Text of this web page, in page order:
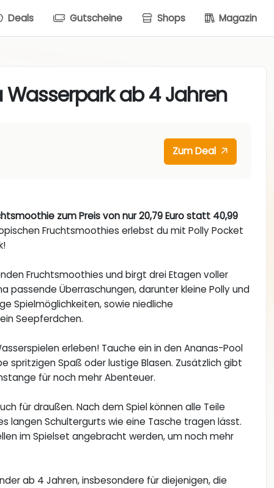
Deals Gutscheine Shops Magazin
Wasserpark ab 4 Jahren
Zum Deal
zum Preis von nur 20,79 Euro statt 40,99
Fruchtsmoothies erlebst du mit Polly Pocket
Fruchtsmoothies und birgt drei Etagen voller
passende Überraschungen, darunter kleine Polly und
Spielmöglichkeiten, sowie niedliche
Seepferdchen.
erleben! Tauche ein in den Ananas-Pool
spritzigen Spaß oder lustige Blasen. Zusätzlich gibt
für noch mehr Abenteuer.
für draußen. Nach dem Spiel können alle Teile
langen Schultergurts wie eine Tasche tragen lässt.
im Spielset angebracht werden, um noch mehr
ab 4 Jahren, insbesondere für diejenigen, die